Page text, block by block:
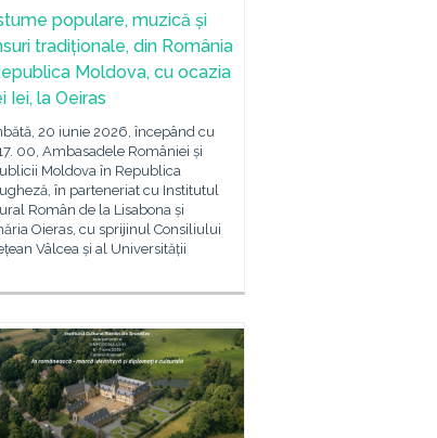
populare, muzică și
tradiționale, din România
Moldova, cu ocazia
Iei, la Oeiras
20 iunie 2026, începând cu
00, Ambasadele României și
Moldova în Republica
în parteneriat cu Institutul
Român de la Lisabona și
Oieras, cu sprijinul Consiliului
Vâlcea și al Universității